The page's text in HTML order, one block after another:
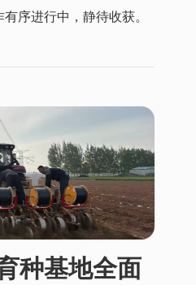
序进行中，静待收获。
种基地全面